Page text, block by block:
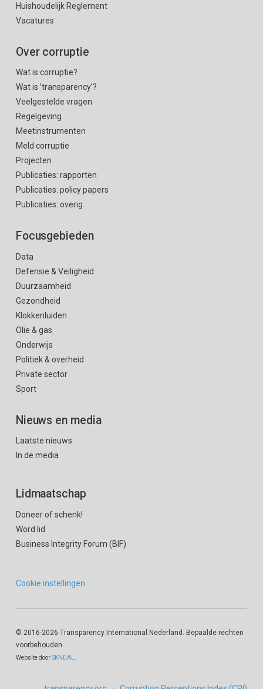
Huishoudelijk Reglement
Vacatures
Over corruptie
Wat is corruptie?
Wat is ’transparency’?
Veelgestelde vragen
Regelgeving
Meetinstrumenten
Meld corruptie
Projecten
Publicaties: rapporten
Publicaties: policy papers
Publicaties: overig
Focusgebieden
Data
Defensie & Veiligheid
Duurzaamheid
Gezondheid
Klokkenluiden
Olie & gas
Onderwijs
Politiek & overheid
Private sector
Sport
Nieuws en media
Laatste nieuws
In de media
Lidmaatschap
Doneer of schenk!
Word lid
Business Integrity Forum (BIF)
Cookie instellingen
© 2016-2026 Transparency International Nederland. Bepaalde rechten
voorbehouden.
Website doorSKNDAL